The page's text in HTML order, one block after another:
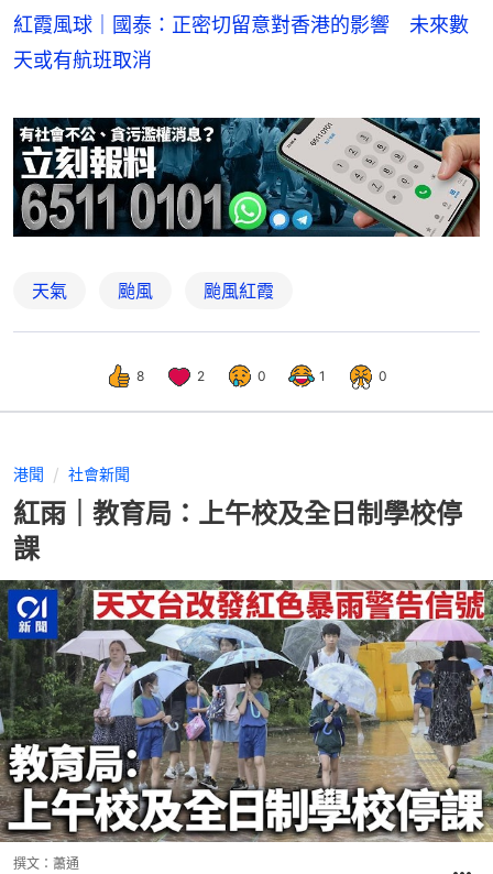
紅霞風球｜國泰：正密切留意對香港的影響 未來數
天或有航班取消
天氣 颱風 颱風紅霞
8 2 0 1 0
港聞 社會新聞
紅雨｜教育局：上午校及全日制學校停
課
撰文： 蕭通